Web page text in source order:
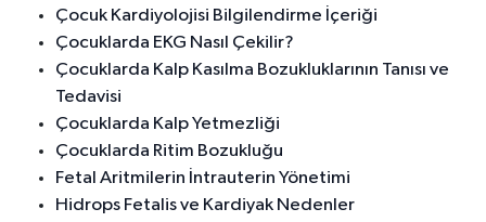
Çocuk Kardiyolojisi Bilgilendirme İçeriği
Çocuklarda EKG Nasıl Çekilir?
Çocuklarda Kalp Kasılma Bozukluklarının Tanısı ve
Tedavisi
Çocuklarda Kalp Yetmezliği
Çocuklarda Ritim Bozukluğu
Fetal Aritmilerin İntrauterin Yönetimi
Hidrops Fetalis ve Kardiyak Nedenler